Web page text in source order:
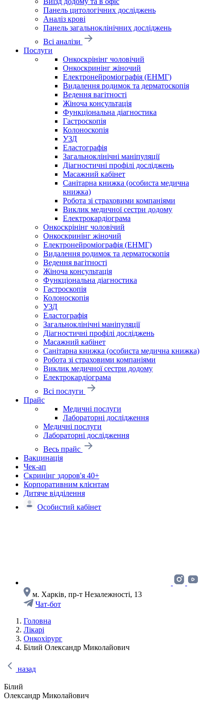
Панель цитологічних досліджень
Аналіз крові
Панель загальноклінічних досліджень
Всі аналізи
Послуги
Онкоскрінінг чоловічий
Онкоскринінг жіночий
Електронейроміографія (ЕНМГ)
Видалення родимок та дерматоскопія
Ведення вагітності
Жіноча консультація
Функціональна діагностика
Гастроскопія
Колоноскопія
УЗД
Еластографія
Загальноклінічні маніпуляції
Діагностичні профілі досліджень
Масажний кабінет
Санітарна книжка (особиста медична
книжка)
Робота зі страховими компаніями
Виклик медичної сестри додому
Електрокардіограма
Онкоскрінінг чоловічий
Онкоскринінг жіночий
Електронейроміографія (ЕНМГ)
Видалення родимок та дерматоскопія
Ведення вагітності
Жіноча консультація
Функціональна діагностика
Гастроскопія
Колоноскопія
УЗД
Еластографія
Загальноклінічні маніпуляції
Діагностичні профілі досліджень
Масажний кабінет
Санітарна книжка (особиста медична книжка)
Робота зі страховими компаніями
Виклик медичної сестри додому
Електрокардіограма
Всі послуги
Прайс
Медичні послуги
Лабораторні дослідження
Медичні послуги
Лабораторні дослідження
Весь прайс
Вакцинація
Чек-ап
Скринінг здоров'я 40+
Корпоративним клієнтам
Дитяче відділення
Особистий кабінет
м. Харків, пр-т Незалежності, 13
Чат-бот
Головна
Лікарі
Онкохірург
Білий Олександр Миколайович
назад
Білий
Олександр Миколайович